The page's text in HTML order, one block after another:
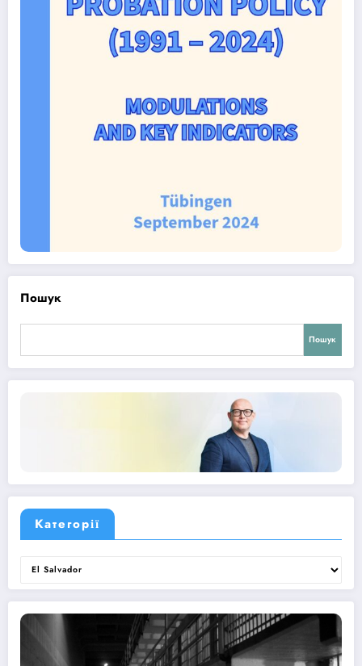
Пошук
Пошук
Категорії
Категорії